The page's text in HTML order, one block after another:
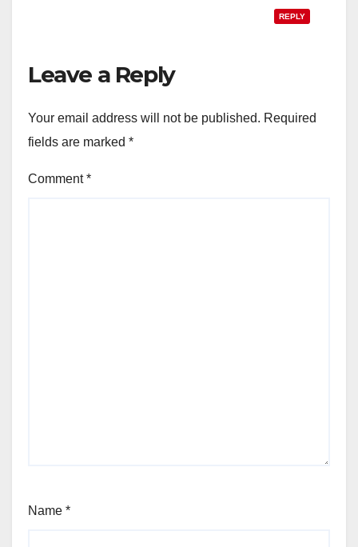
REPLY
Leave a Reply
Your email address will not be published. Required
fields are marked *
Comment*
Name *